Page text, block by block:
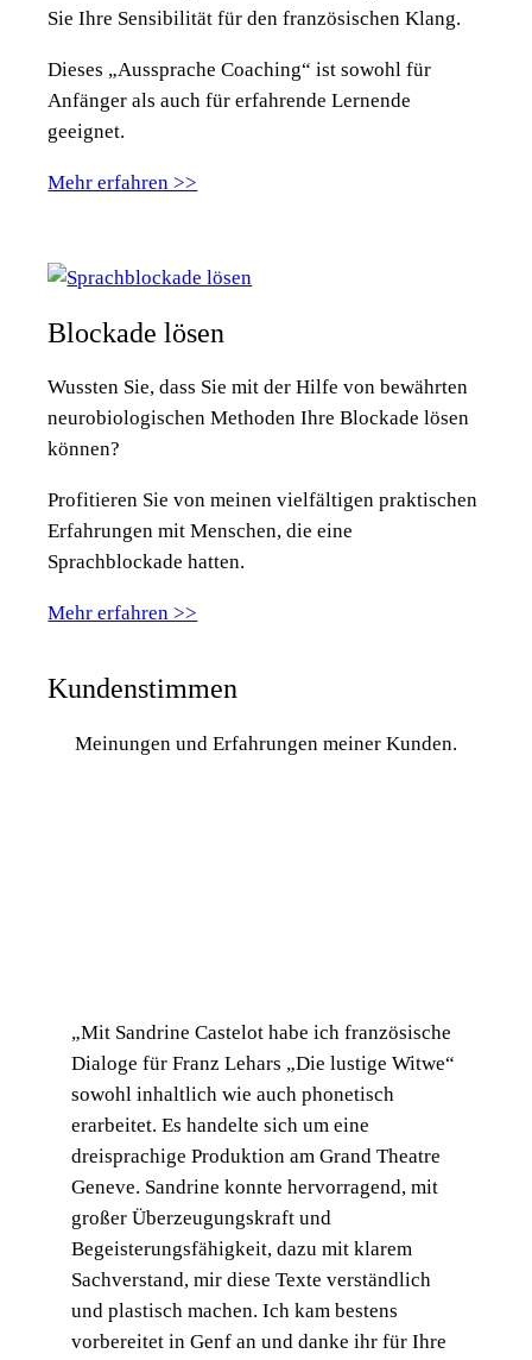
Sie Ihre Sensibilität für den französischen Klang.
Dieses „Aussprache Coaching“ ist sowohl für
Anfänger als auch für erfahrende Lernende
geeignet.
Mehr erfahren >>
Blockade lösen
Wussten Sie, dass Sie mit der Hilfe von bewährten
neurobiologischen Methoden Ihre Blockade lösen
können?
Profitieren Sie von meinen vielfältigen praktischen
Erfahrungen mit Menschen, die eine
Sprachblockade hatten.
Mehr erfahren >>
Kundenstimmen
Meinungen und Erfahrungen meiner Kunden.
„Mit Sandrine Castelot habe ich französische
Dialoge für Franz Lehars „Die lustige Witwe“
sowohl inhaltlich wie auch phonetisch
erarbeitet. Es handelte sich um eine
dreisprachige Produktion am Grand Theatre
Geneve. Sandrine konnte hervorragend, mit
großer Überzeugungskraft und
Begeisterungsfähigkeit, dazu mit klarem
Sachverstand, mir diese Texte verständlich
und plastisch machen. Ich kam bestens
vorbereitet in Genf an und danke ihr für Ihre